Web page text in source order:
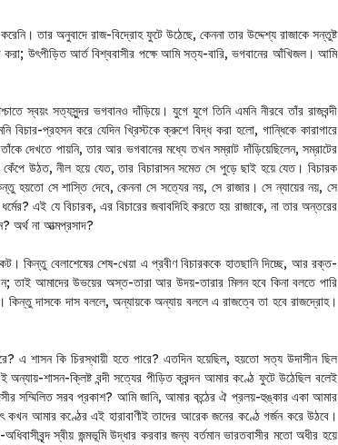
তার অনুবাদে রাজ-বিদ্রোহ ফুটে উঠেছে, কেননা তার উদ্দেশ্য রাজাকে সন্তুষ্ট
উৎপীড়িত আর্ত বিশ্ববাসীর পক্ষে আমি সত্য-বারি, ভগবানের আঁখিজল। আমি
সত্যসুন্দর ভগবানও দাঁড়িয়ে। যুগে যুগে তিনি এমনি নীরবে তাঁর রাজবন্দী
প্রহসন করে যেদিন খ্রিস্টকে ক্রুশে বিদ্ধ করা হলো, গান্ধিকে কারাগারে
দেখতে পায়নি, তার আর ভগবানের মধ্যে তখন সম্রাট দাঁড়িয়েছিলেন, সম্রাটের
উঠত, নীল হয়ে যেত, তার বিচারাসন সমেত সে পুড়ে ছাই হয়ে যেত। বিচারক
হয়তো সে শাস্তি দেবে, কেননা সে সত্যের নয়, সে রাজার। সে ন্যায়ের নয়, সে
এই যে বিচারক, এর বিচারের জবাবদিহি করতে হয় রাজাকে, না তার অন্তরের
অর্থ না আত্মপ্রসাদ?
কিন্তু বেলাশেষের শেষ-খেয়া এ প্রবীণ বিচারককে হাতছানি দিচ্ছে, আর রক্ত-
তাই আমাদের উভয়ের অস্ত-তারা আর উদয়-তারার মিলন হবে কিনা বলতে পারি
দাসকে দাস বললে, অন্যায়কে অন্যায় বললে এ রাজত্বে তা হবে রাজদ্রোহ।
এ শাসন কি চিরস্থায়ী হতে পারে? এতদিন হয়েছিল, হয়তো সত্য উদাসীন ছিল
শাসন-ক্লিষ্ট বন্দী সত্যের পীড়িত ক্রন্দন আমার কণ্ঠে ফুটে উঠেছিল বলেই
সম্মিলিত সরব প্রকাশ? আমি জানি, আমার কন্ঠের ঐ প্রলয়-হুঙ্কার একা আমার
কখন আমার কণ্ঠের এই হারাবাণীই তাদের আরেক জনের কণ্ঠে গর্জন করে উঠবে।
স্বীয় জন্মভূমি উদ্ধার করবার জন্য বর্তমান ভারতবাসীর মতো অধীর হয়ে